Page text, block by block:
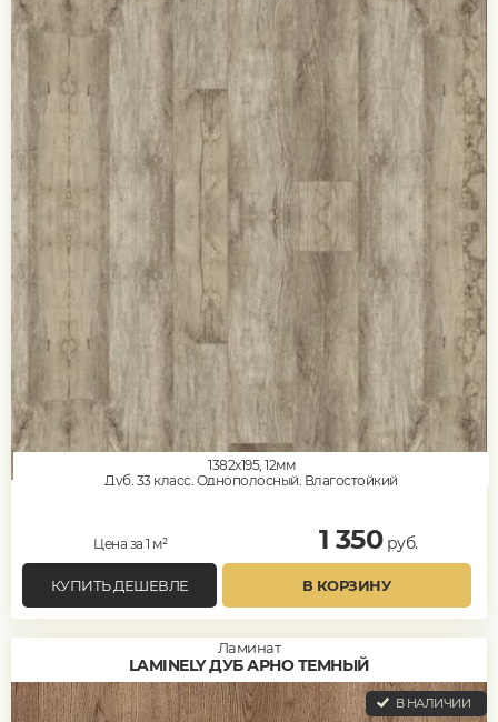
1382x195, 12мм
Дуб, 33 класс, Однополосный, Влагостойкий
Цена за 1 м² 1 350руб.
КУПИТЬ ДЕШЕВЛЕ В КОРЗИНУ
Ламинат
LAMINELY ДУБ АРНО ТЕМНЫЙ
В НАЛИЧИИ